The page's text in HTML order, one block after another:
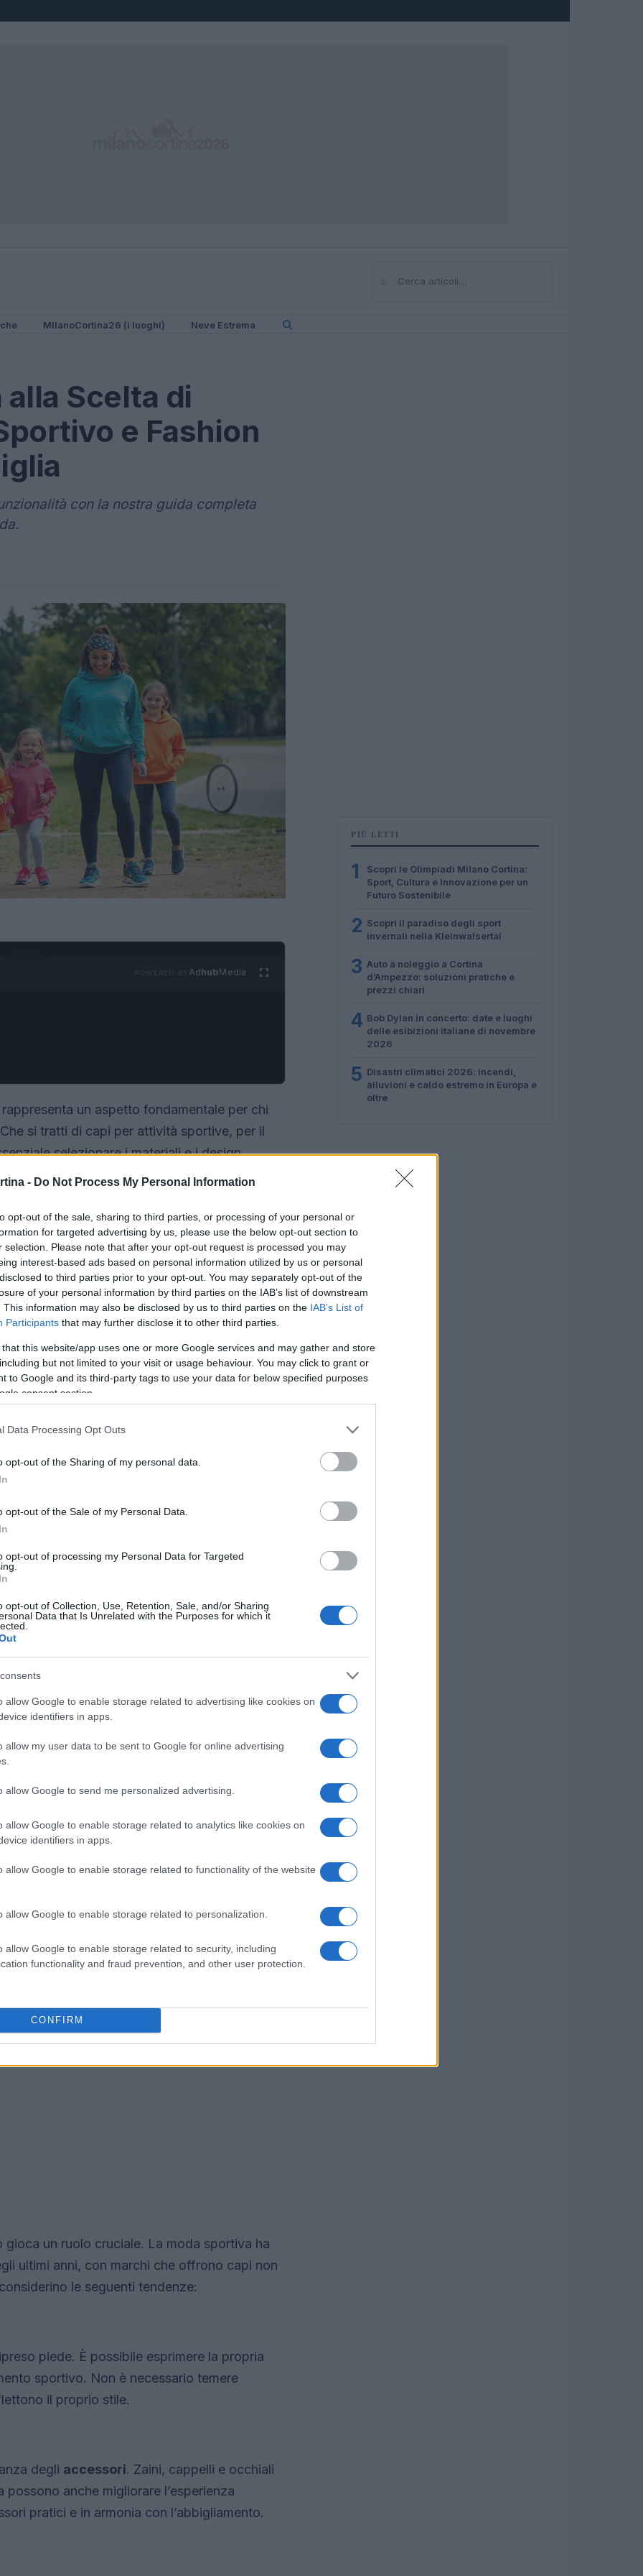
- Do Not Process My Personal Information
opt-out of the sale, sharing to third parties, or processing of your personal or
for targeted advertising by us, please use the below opt-out section to
selection. Please note that after your opt-out request is processed you may
interest-based ads based on personal information utilized by us or personal
to third parties prior to your opt-out. You may separately opt-out of the
of your personal information by third parties on the IAB’s list of downstream
This information may also be disclosed by us to third parties on the IAB’s List of
Participants that may further disclose it to other third parties.
that this website/app uses one or more Google services and may gather and store
but not limited to your visit or usage behaviour. You may click to grant or
to Google and its third-party tags to use your data for below specified purposes
consent section.
Data Processing Opt Outs
opt-out of the Sharing of my personal data.
opt-out of the Sale of my Personal Data.
opt-out of processing my Personal Data for Targeted
opt-out of Collection, Use, Retention, Sale, and/or Sharing
Data that Is Unrelated with the Purposes for which it
allow Google to enable storage related to advertising like cookies on
identifiers in apps.
allow my user data to be sent to Google for online advertising
allow Google to send me personalized advertising.
allow Google to enable storage related to analytics like cookies on
identifiers in apps.
allow Google to enable storage related to functionality of the website
allow Google to enable storage related to personalization.
allow Google to enable storage related to security, including
functionality and fraud prevention, and other user protection.
CONFIRM
⌕Cerca
MIlanoCortina26 (i luoghi) Neve Estrema
Scelta di
e Fashion
con la nostra guida completa
AdhubMedia
rappresenta un aspetto fondamentale per chi
si tratti di capi per attività sportive, per il
selezionare i materiali e i design
più efficaci per trovare i vestiti ideali per
sneakers a giacconi, da pantaloni a felpe.
sportivo
è comprendere le diverse
non si limitano a felpe e pantaloni, ma
Di seguito, alcune delle categorie
garantire comfort e performance. È
base all’attività praticata; ad esempio, le
le scarpe datrekking
anche il supporto e l’ammortizzazione
è imprescindibile. Questa categoria
per mantenere il corpo fresco e
e i pantaloni inmicrofibrarappresentano
che ottimizza le prestazioni.
gioca un ruolo cruciale. La moda sportiva ha
ultimi anni, con marchi che offrono capi non
le seguenti tendenze:
piede. È possibile esprimere la propria
sportivo. Non è necessario temere
il proprio stile.
degli accessori. Zaini, cappelli e occhiali
anche migliorare l’esperienza
pratici e in armonia con l’abbigliamento.
PIÙ LETTI
1
Scopri le Olimpiadi Milano Cortina:
Sport, Cultura e Innovazione per un
Futuro Sostenibile
2 Scopri il paradiso degli sport
invernali nella Kleinwalsertal
3 Auto a noleggio a Cortina
d’Ampezzo: soluzioni pratiche e
prezzi chiari
4 Bob Dylan in concerto: date e luoghi
delle esibizioni italiane di novembre
2026
5 Disastri climatici 2026: incendi,
alluvioni e caldo estremo in Europa e
oltre